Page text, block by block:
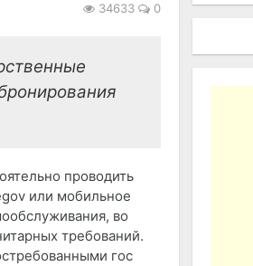
34633 0
проводить
или мобильное
во
требований.
гос